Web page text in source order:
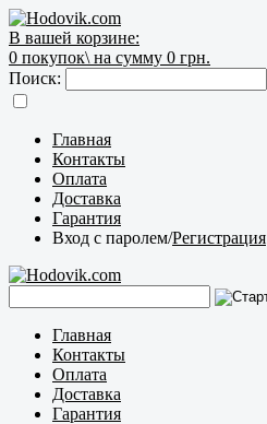
В вашей корзине:
0 покупок\ на сумму 0 грн.
Поиск:
Главная
Контакты
Оплата
Доставка
Гарантия
Вход с паролем/Регистрация
Главная
Контакты
Оплата
Доставка
Гарантия